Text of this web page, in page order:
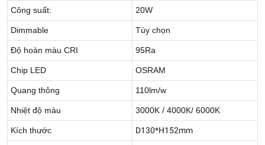
Công suất: 20W
Dimmable Tùy chọn
Độ hoàn màu CRI 95Ra
Chip LED OSRAM
Quang thông 110lm/w
Nhiệt độ màu 3000K / 4000K/ 6000K
Kích thước D130*H152mm